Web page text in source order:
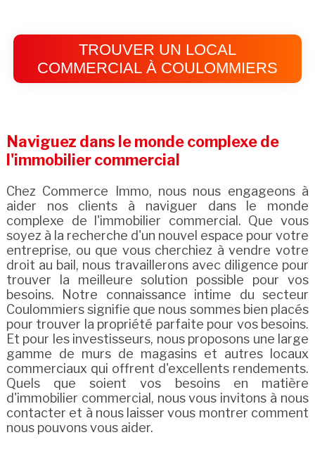
TROUVER UN LOCAL
COMMERCIAL À COULOMMIERS
Naviguez dans le monde complexe de
l'immobilier commercial
Chez Commerce Immo, nous nous engageons à
aider nos clients à naviguer dans le monde
complexe de l'immobilier commercial. Que vous
soyez à la recherche d'un nouvel espace pour votre
entreprise, ou que vous cherchiez à vendre votre
droit au bail, nous travaillerons avec diligence pour
trouver la meilleure solution possible pour vos
besoins. Notre connaissance intime du secteur
Coulommiers signifie que nous sommes bien placés
pour trouver la propriété parfaite pour vos besoins.
Et pour les investisseurs, nous proposons une large
gamme de murs de magasins et autres locaux
commerciaux qui offrent d'excellents rendements.
Quels que soient vos besoins en matière
d'immobilier commercial, nous vous invitons à nous
contacter et à nous laisser vous montrer comment
nous pouvons vous aider.